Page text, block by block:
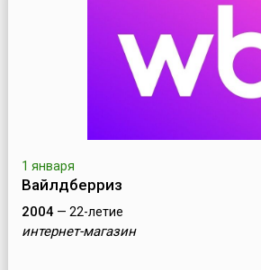
1 января
Вайлдберриз
2004— 22-летие
интернет-магазин